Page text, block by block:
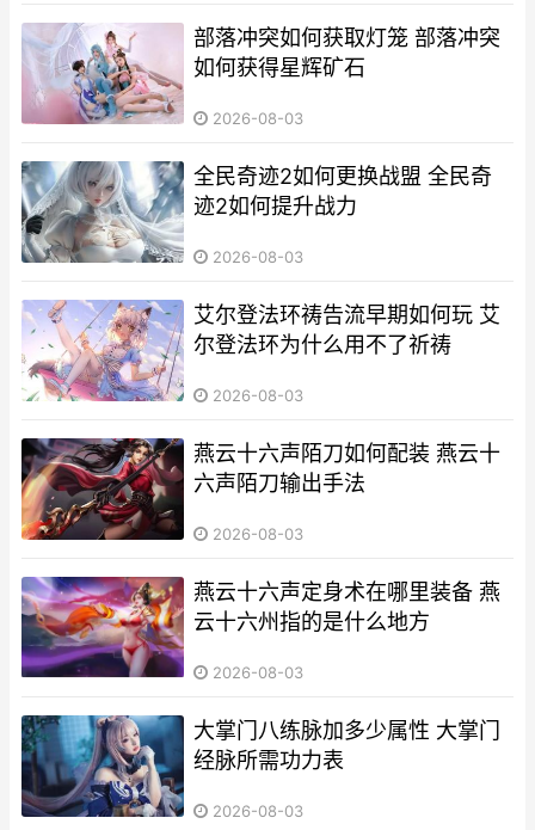
部落冲突如何获取灯笼 部落冲突
如何获得星辉矿石
2026-08-03
全民奇迹2如何更换战盟 全民奇
迹2如何提升战力
2026-08-03
艾尔登法环祷告流早期如何玩 艾
尔登法环为什么用不了祈祷
2026-08-03
燕云十六声陌刀如何配装 燕云十
六声陌刀输出手法
2026-08-03
燕云十六声定身术在哪里装备 燕
云十六州指的是什么地方
2026-08-03
大掌门八练脉加多少属性 大掌门
经脉所需功力表
2026-08-03